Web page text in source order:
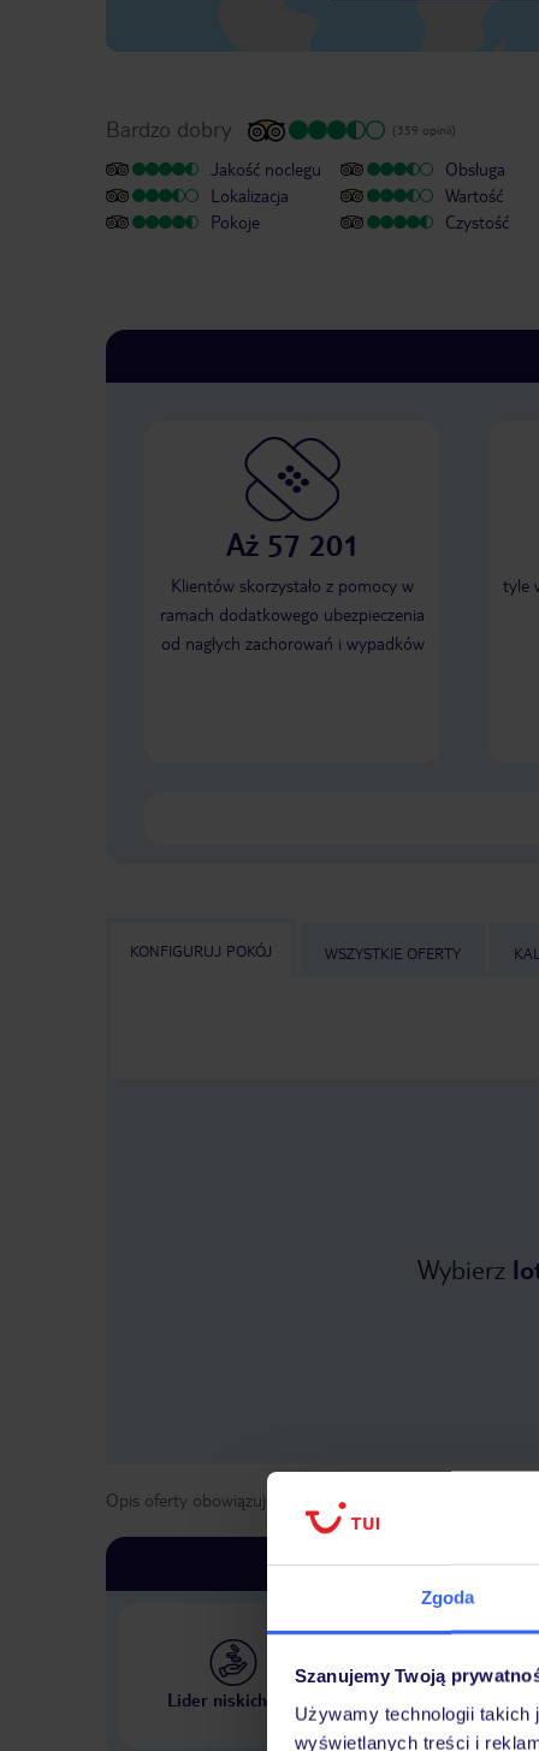
Zgoda
Szanujemy Twoją
Używamy technologii
wyświetlanych treści i
Bardzo dobry (359 opinii)
Jakość noclegu
Lokalizacja
Pokoje
Obsługa
Wartość
Czystość
Aż 57 201
Klientów skorzystało z pomocy w
ramach dodatkowego ubezpieczenia
od nagłych zachorowań i wypadków
tyle
KONFIGURUJ POKÓJ WSZYSTKIE OFERTY
Wybierz
Opis oferty obowiązuje dla wyjazdów w terminie
Lider niskich cen
Największe biuro
w Polsce